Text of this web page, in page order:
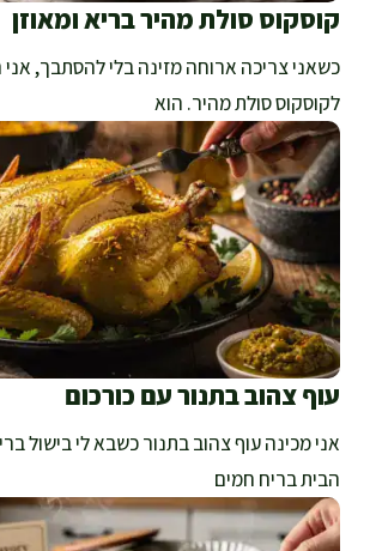
קוסקוס סולת מהיר בריא ומאוזן
כשאני צריכה ארוחה מזינה בלי להסתבך, אני
לקוסקוס סולת מהיר. הוא
עוף צהוב בתנור עם כורכום
אני מכינה עוף צהוב בתנור כשבא לי בישול
הבית בריח חמים